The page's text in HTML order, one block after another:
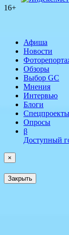
16+
Афиша
Новости
Обзоры
Выбор GC
Мнения
Интервью
Блоги
Спецпроекты
Опросы
β
Доступный
×
Закрыть